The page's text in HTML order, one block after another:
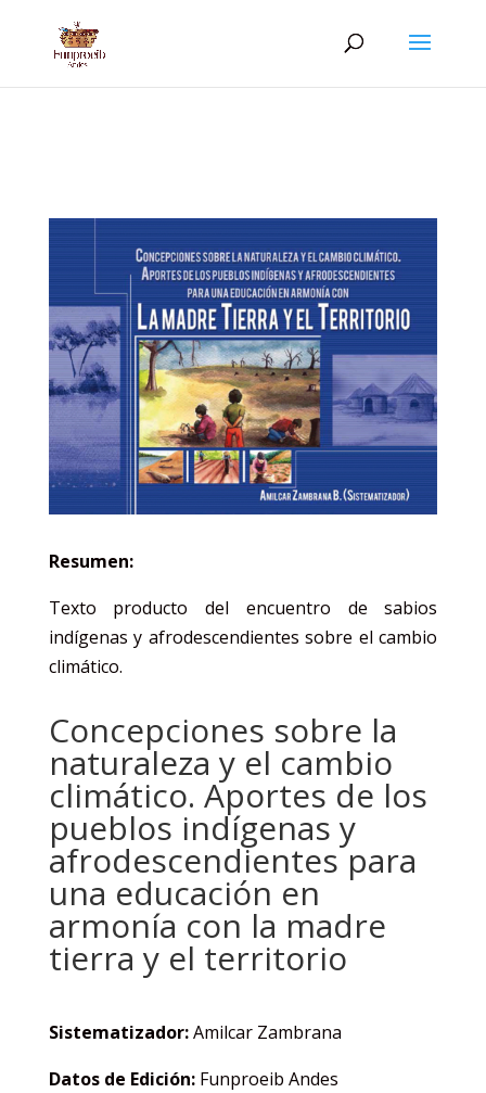
Resumen:
Texto producto del encuentro de sabios
indígenas y afrodescendientes sobre el cambio
climático.
Concepciones sobre la
naturaleza y el cambio
climático. Aportes de los
pueblos indígenas y
afrodescendientes para
una educación en
armonía con la madre
tierra y el territorio
Sistematizador:Amilcar Zambrana
Datos de Edición:Funproeib Andes